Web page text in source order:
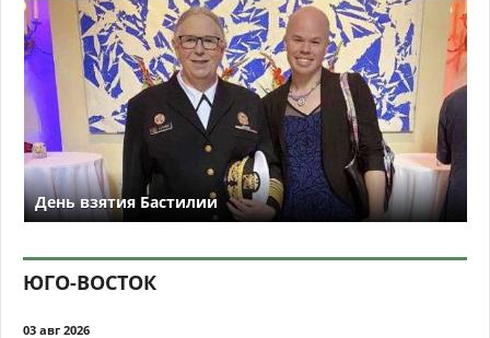
День взятия Бастилии
ЮГО-ВОСТОК
03 авг 2026